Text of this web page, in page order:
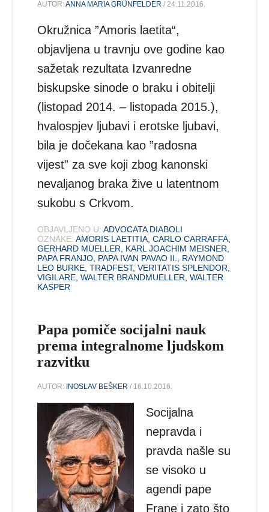
AUTOR:ANNA MARIA GRÜNFELDER / 24.11.2016.
Okružnica ”Amoris laetita“,
objavljena u travnju ove godine kao
sažetak rezultata Izvanredne
biskupske sinode o braku i obitelji
(listopad 2014. – listopada 2015.),
hvalospjev ljubavi i erotske ljubavi,
bila je dočekana kao ”radosna
vijest” za sve koji zbog kanonski
nevaljanog braka žive u latentnom
sukobu s Crkvom.
OBJAVLJENO U: ADVOCATA DIABOLI
OZNAKE: AMORIS LAETITIA ,CARLO CARRAFFA
GERHARD MUELLER
KARL JOACHIM MEISNER
PAPA FRANJO PAPA IVAN PAVAO II.
RAYMOND
LEO BURKE ,TRADFEST,VERITATIS SPLENDOR
VIGILARE ,WALTER BRANDMUELLER ,WALTER
KASPER
Papa pomiče socijalni nauk
prema integralnome ljudskom
razvitku
AUTOR: INOSLAV BEŠKER / 16.10.2016.
Socijalna
nepravda i
pravda našle su
se visoko u
agendi pape
Frane i zato što